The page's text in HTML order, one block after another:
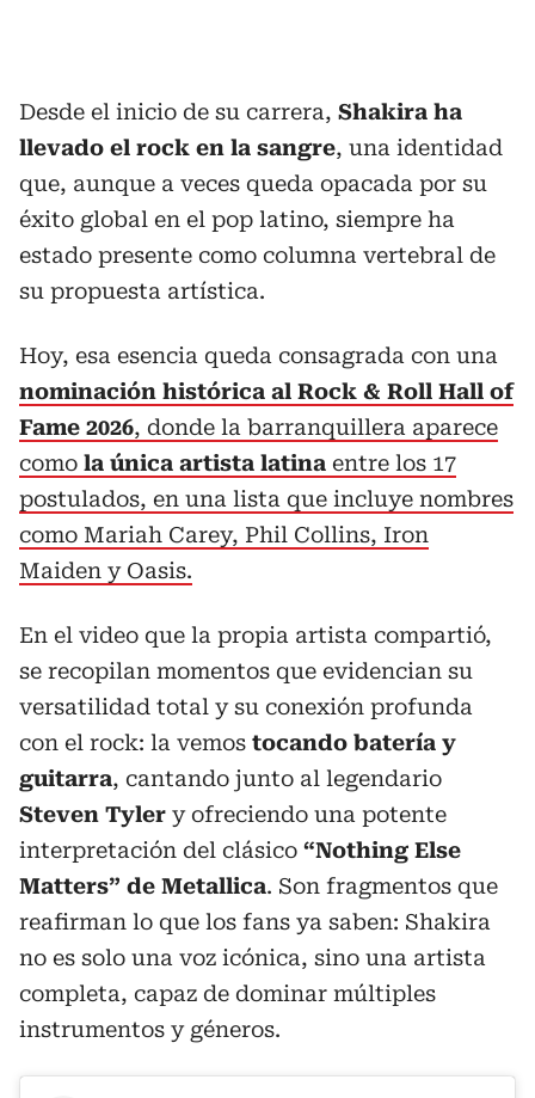
Desde el inicio de su carrera, Shakira ha
llevado el rock en la sangre, una identidad
que, aunque a veces queda opacada por su
éxito global en el pop latino, siempre ha
estado presente como columna vertebral de
su propuesta artística.
Hoy, esa esencia queda consagrada con una
nominación histórica al Rock & Roll Hall of
Fame 2026, donde la barranquillera aparece
como la única artista latina entre los 17
postulados, en una lista que incluye nombres
como Mariah Carey, Phil Collins, Iron
Maiden y Oasis.
En el video que la propia artista compartió,
se recopilan momentos que evidencian su
versatilidad total y su conexión profunda
con el rock: la vemos tocando batería y
guitarra, cantando junto al legendario
Steven Tyler y ofreciendo una potente
interpretación del clásico “Nothing Else
Matters” de Metallica. Son fragmentos que
reafirman lo que los fans ya saben: Shakira
no es solo una voz icónica, sino una artista
completa, capaz de dominar múltiples
instrumentos y géneros.